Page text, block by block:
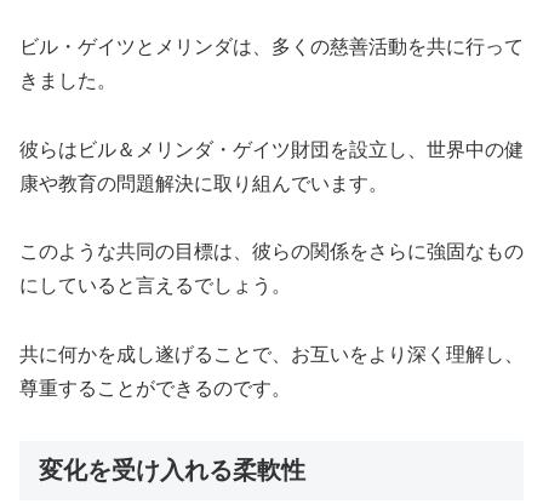
ビル・ゲイツとメリンダは、多くの慈善活動を共に行って
きました。
彼らはビル＆メリンダ・ゲイツ財団を設立し、世界中の健
康や教育の問題解決に取り組んでいます。
このような共同の目標は、彼らの関係をさらに強固なもの
にしていると言えるでしょう。
共に何かを成し遂げることで、お互いをより深く理解し、
尊重することができるのです。
変化を受け入れる柔軟性